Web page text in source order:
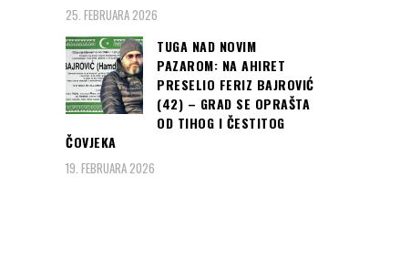
25. FEBRUARA 2026
TUGA NAD NOVIM
PAZAROM: NA AHIRET
PRESELIO FERIZ BAJROVIĆ
(42) – GRAD SE OPRAŠTA
OD TIHOG I ČESTITOG
ČOVJEKA
19. FEBRUARA 2026